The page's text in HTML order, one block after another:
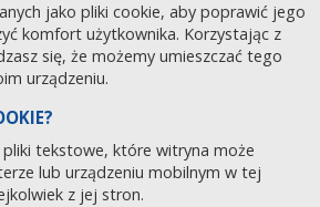
jako pliki cookie, aby poprawić jego
komfort użytkownika. Korzystając z
się, że możemy umieszczać tego
urządzeniu.
pliki tekstowe, które witryna może
lub urządzeniu mobilnym w tej
z jej stron.